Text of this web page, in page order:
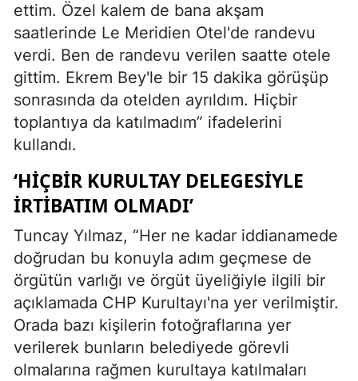
ettim. Özel kalem de bana akşam
saatlerinde Le Meridien Otel'de randevu
verdi. Ben de randevu verilen saatte otele
gittim. Ekrem Bey'le bir 15 dakika görüşüp
sonrasında da otelden ayrıldım. Hiçbir
toplantıya da katılmadım” ifadelerini
kullandı.
‘HİÇBİR KURULTAY DELEGESİYLE
İRTİBATIM OLMADI’
Tuncay Yılmaz, “Her ne kadar iddianamede
doğrudan bu konuyla adım geçmese de
örgütün varlığı ve örgüt üyeliğiyle ilgili bir
açıklamada CHP Kurultayı'na yer verilmiştir.
Orada bazı kişilerin fotoğraflarına yer
verilerek bunların belediyede görevli
olmalarına rağmen kurultaya katılmaları